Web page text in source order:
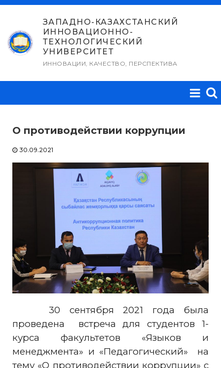
Перейти
содержимому
ЗАПАДНО-КАЗАХСТАНСКИЙ
ИННОВАЦИОННО-
ТЕХНОЛОГИЧЕСКИЙ
УНИВЕРСИТЕТ
ИННОВАЦИИ, КАЧЕСТВО, ПЕРСПЕКТИВА
О противодействии коррупции
30.09.2021
30 сентября 2021 года была
проведена встреча для студентов 1-
курса факультетов «Языков и
менеджмента» и «Педагогический» на
тему «О противодействии коррупции» с